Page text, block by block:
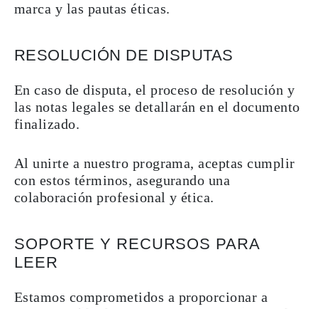
marca y las pautas éticas.
RESOLUCIÓN DE DISPUTAS
En caso de disputa, el proceso de resolución y
las notas legales se detallarán en el documento
finalizado.
Al unirte a nuestro programa, aceptas cumplir
con estos términos, asegurando una
colaboración profesional y ética.
SOPORTE Y RECURSOS PARA
LEER
Estamos comprometidos a proporcionar a